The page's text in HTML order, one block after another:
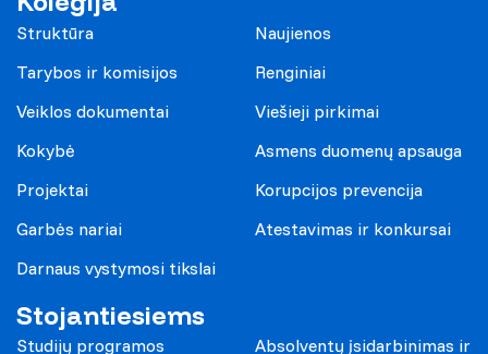
Struktūra
Tarybos ir komisijos
Veiklos dokumentai
Kokybė
Projektai
Garbės nariai
Darnaus vystymosi tikslai
Naujienos
Renginiai
Viešieji pirkimai
Asmens duomenų apsauga
Korupcijos prevencija
Atestavimas ir konkursai
Stojantiesiems
Studijų programos
Absolventų įsidarbinimas ir